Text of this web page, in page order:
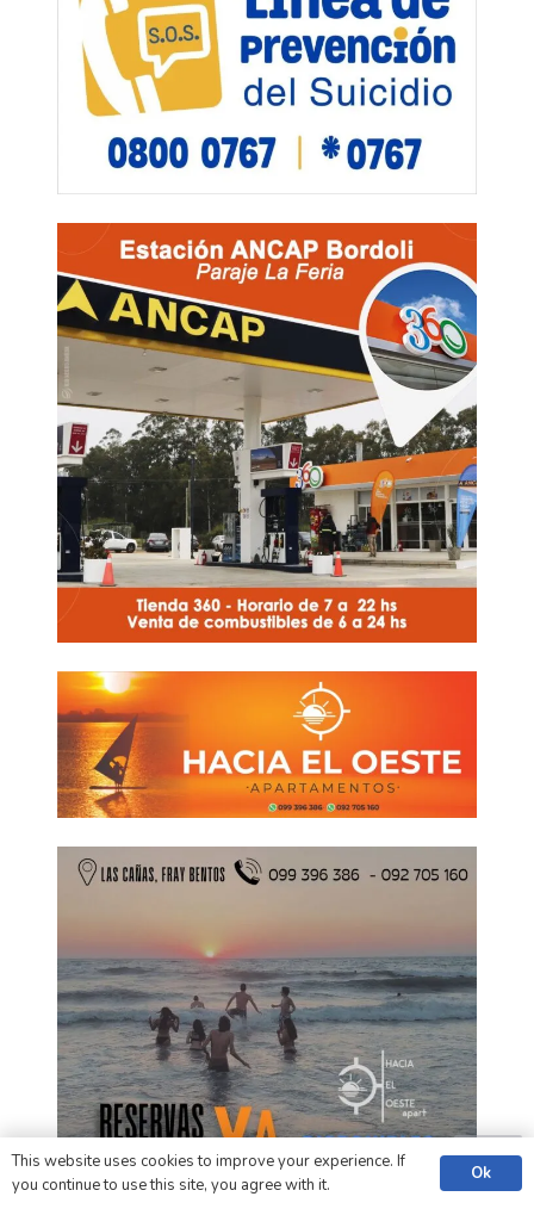
This website uses cookies to improve your experience. If
you continue to use this site, you agree with it.
Ok